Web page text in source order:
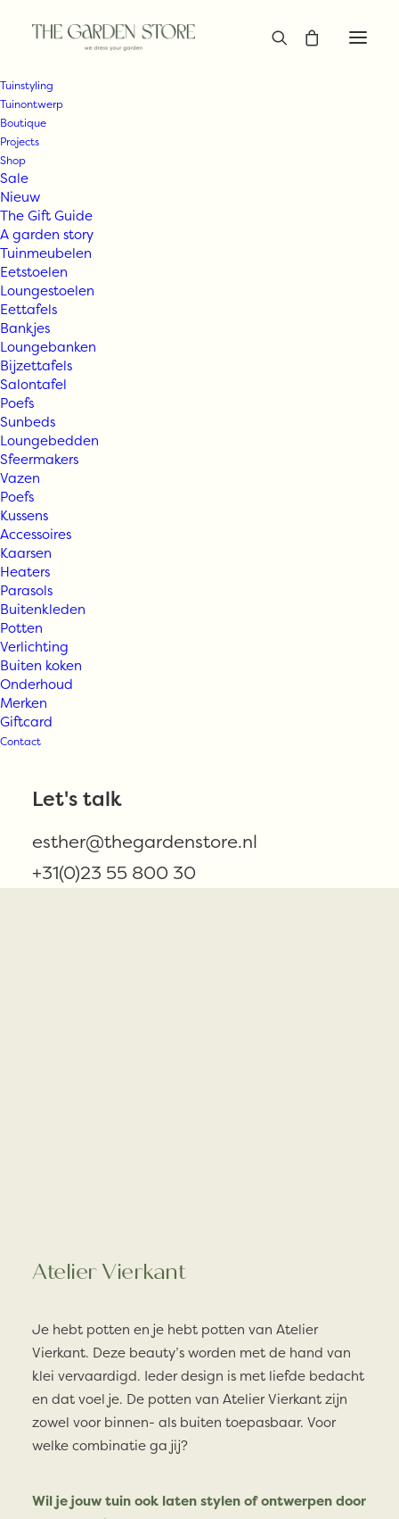
Tuinstyling
Tuinontwerp
Boutique
Projects
Shop
Sale
Nieuw
The Gift Guide
A garden story
Tuinmeubelen
Eetstoelen
Loungestoelen
Eettafels
Bankjes
Loungebanken
Bijzettafels
Salontafel
Poefs
Sunbeds
Loungebedden
Sfeermakers
Vazen
Poefs
Kussens
Accessoires
Kaarsen
Heaters
Parasols
Buitenkleden
Potten
Verlichting
Buiten koken
Onderhoud
Merken
Giftcard
Contact
Let's talk
esther@thegardenstore.nl
+31(0)23 55 800 30
Atelier Vierkant
Je hebt potten en je hebt potten van Atelier
Vierkant. Deze beauty’s worden met de hand van
klei vervaardigd. Ieder design is met liefde bedacht
en dat voel je. De potten van Atelier Vierkant zijn
zowel voor binnen- als buiten toepasbaar. Voor
welke combinatie ga jij?
Wil je jouw tuin ook laten stylen of ontwerpen door